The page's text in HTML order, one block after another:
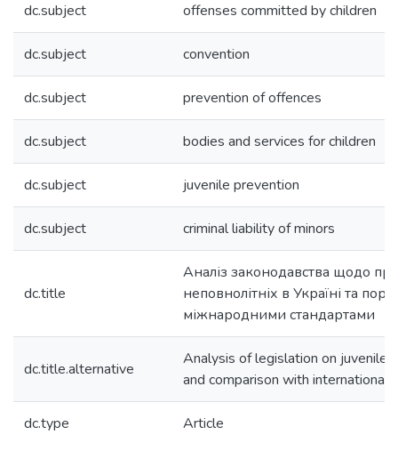
dc.subject offenses committed by children
dc.subject convention
dc.subject prevention of offences
dc.subject bodies and services for children
dc.subject juvenile prevention
dc.subject criminal liability of minors
dc.title
Аналіз законодавства щодо
неповнолітніх в Україні та
міжнародними стандартами
dc.title.alternative
Analysis of legislation on juvenile
and comparison with international
dc.type Article